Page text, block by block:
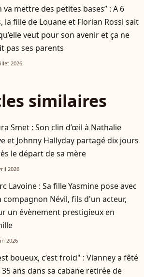
va mettre des petites bases” : A 6
la fille de Louane et Florian Rossi sait
veut pour son avenir et ça ne
pas ses parents
2026
similaires
Smet : Son clin d’œil à Nathalie
et Johnny Hallyday partagé dix jours
le départ de sa mère
2026
Lavoine : Sa fille Yasmine pose avec
compagnon Névil, fils d'un acteur,
un évènement prestigieux en
2026
boueux, c’est froid" : Vianney a fêté
35 ans dans sa cabane retirée de